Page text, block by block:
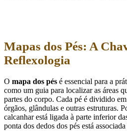
Mapas dos Pés: A
Reflexologia
O mapa dos pés é essencial para a
como um guia para localizar as áreas
partes do corpo. Cada pé é dividido
órgãos, glândulas e outras estruturas.
calcanhar está ligada à parte inferior
ponta dos dedos dos pés está associada